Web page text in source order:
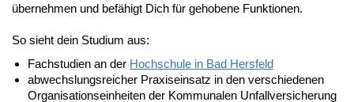
übernehmen und befähigt Dich für gehobene Funktionen.
So sieht dein Studium aus:
Fachstudien an der Hochschule in Bad Hersfeld
abwechslungsreicher Praxiseinsatz in den verschiedenen
Organisationseinheiten der Kommunalen Unfallversicherung